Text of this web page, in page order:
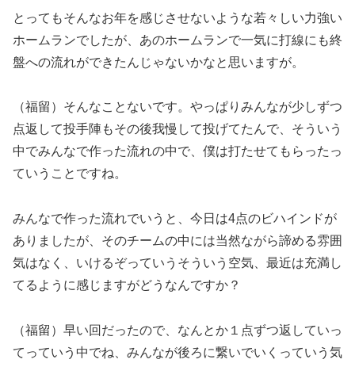
とってもそんなお年を感じさせないような若々しい力強い
ホームランでしたが、あのホームランで一気に打線にも終
盤への流れができたんじゃないかなと思いますが。
（福留）そんなことないです。やっぱりみんなが少しずつ
点返して投手陣もその後我慢して投げてたんで、そういう
中でみんなで作った流れの中で、僕は打たせてもらったっ
ていうことですね。
みんなで作った流れでいうと、今日は4点のビハインドが
ありましたが、そのチームの中には当然ながら諦める雰囲
気はなく、いけるぞっていうそういう空気、最近は充満し
てるように感じますがどうなんですか？
（福留）早い回だったので、なんとか１点ずつ返していっ
てっていう中でね、みんなが後ろに繋いでいくっていう気